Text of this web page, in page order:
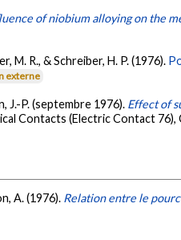
of niobium alloying on the
M. R., & Schreiber, H. P. (1976).
externe
J.-P. (septembre 1976). Effect of
Contacts (Electric Contact 76),
A. (1976). Relation entre le